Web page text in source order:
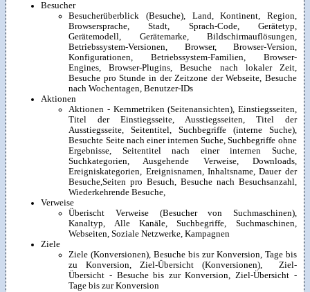
Besucher
Besucherüberblick (Besuche), Land, Kontinent, Region,
Browsersprache, Stadt, Sprach-Code, Gerätetyp,
Gerätemodell, Gerätemarke, Bildschirmauflösungen,
Betriebssystem-Versionen, Browser, Browser-Version,
Konfigurationen, Betriebssystem-Familien, Browser-
Engines, Browser-Plugins, Besuche nach lokaler Zeit,
Besuche pro Stunde in der Zeitzone der Webseite, Besuche
nach Wochentagen, Benutzer-IDs
Aktionen
Aktionen - Kernmetriken (Seitenansichten), Einstiegsseiten,
Titel der Einstiegsseite, Ausstiegsseiten, Titel der
Ausstiegsseite, Seitentitel, Suchbegriffe (interne Suche),
Besuchte Seite nach einer internen Suche, Suchbegriffe ohne
Ergebnisse, Seitentitel nach einer internen Suche,
Suchkategorien, Ausgehende Verweise, Downloads,
Ereigniskategorien, Ereignisnamen, Inhaltsname, Dauer der
Besuche,Seiten pro Besuch, Besuche nach Besuchsanzahl,
Wiederkehrende Besuche,
Verweise
Überischt Verweise (Besucher von Suchmaschinen),
Kanaltyp, Alle Kanäle, Suchbegriffe, Suchmaschinen,
Webseiten, Soziale Netzwerke, Kampagnen
Ziele
Ziele (Konversionen), Besuche bis zur Konversion, Tage bis
zu Konversion, Ziel-Übersicht (Konversionen), Ziel-
Übersicht - Besuche bis zur Konversion, Ziel-Übersicht -
Tage bis zur Konversion